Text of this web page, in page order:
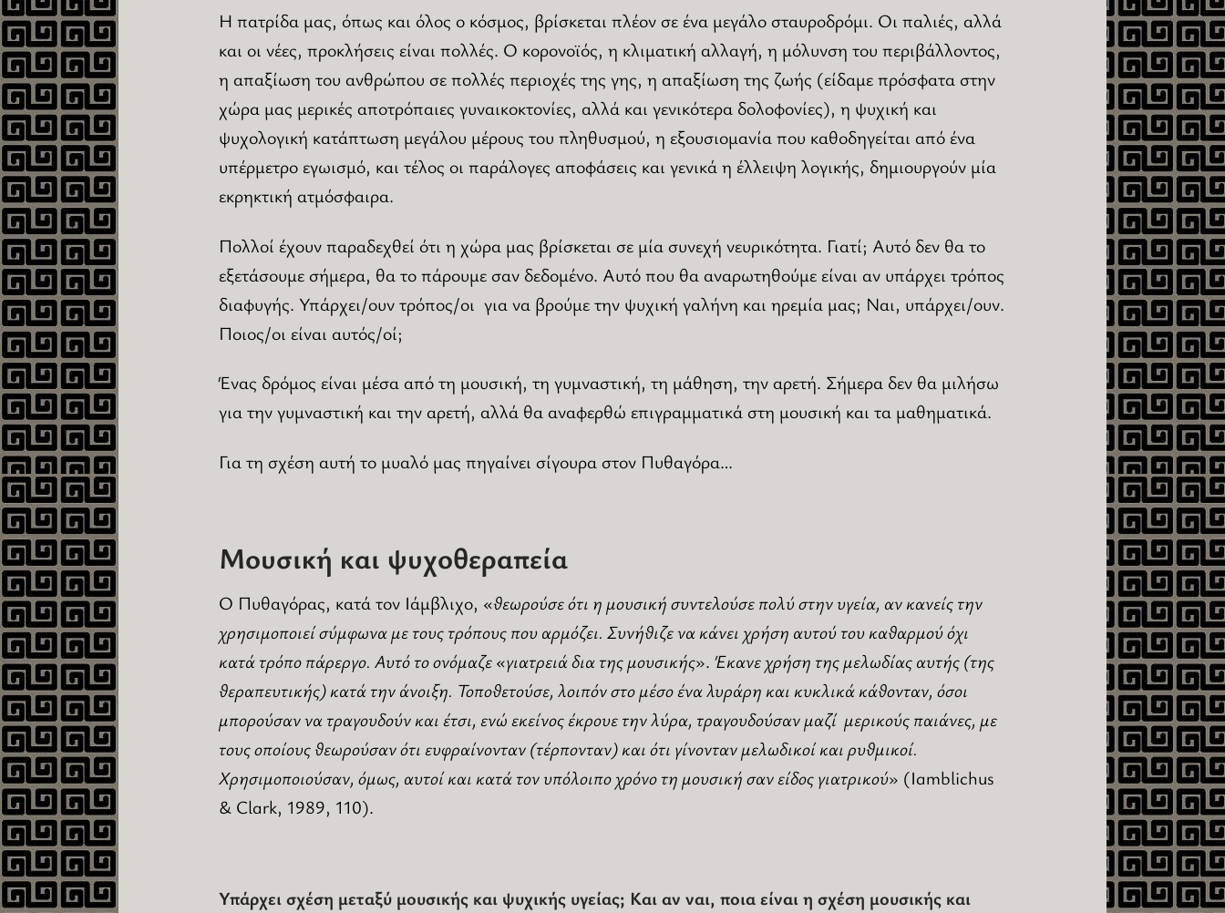
Η πατρίδα μας, όπως και όλος ο κόσμος, βρίσκεται πλέον σε ένα μεγάλο σταυροδρόμι. Οι παλιές, αλλά
και οι νέες, προκλήσεις είναι πολλές. Ο κορονοϊός, η κλιματική αλλαγή, η μόλυνση του περιβάλλοντος,
η απαξίωση του ανθρώπου σε πολλές περιοχές της γης, η απαξίωση της ζωής (είδαμε πρόσφατα στην
χώρα μας μερικές αποτρόπαιες γυναικοκτονίες, αλλά και γενικότερα δολοφονίες), η ψυχική και
ψυχολογική κατάπτωση μεγάλου μέρους του πληθυσμού, η εξουσιομανία που καθοδηγείται από ένα
υπέρμετρο εγωισμό, και τέλος οι παράλογες αποφάσεις και γενικά η έλλειψη λογικής, δημιουργούν μία
εκρηκτική ατμόσφαιρα.
Πολλοί έχουν παραδεχθεί ότι η χώρα μας βρίσκεται σε μία συνεχή νευρικότητα. Γιατί; Αυτό δεν θα το
εξετάσουμε σήμερα, θα το πάρουμε σαν δεδομένο. Αυτό που θα αναρωτηθούμε είναι αν υπάρχει τρόπος
διαφυγής. Υπάρχει/ουν τρόπος/οι για να βρούμε την ψυχική γαλήνη και ηρεμία μας; Ναι, υπάρχει/ουν.
Ποιος/οι είναι αυτός/οί;
Ένας δρόμος είναι μέσα από τη μουσική, τη γυμναστική, τη μάθηση, την αρετή. Σήμερα δεν θα μιλήσω
για την γυμναστική και την αρετή, αλλά θα αναφερθώ επιγραμματικά στη μουσική και τα μαθηματικά.
Για τη σχέση αυτή το μυαλό μας πηγαίνει σίγουρα στον Πυθαγόρα…
Μουσική και ψυχοθεραπεία
Ο Πυθαγόρας, κατά τον Ιάμβλιχο, «θεωρούσε ότι η μουσική συντελούσε πολύ στην υγεία, αν κανείς την
χρησιμοποιεί σύμφωνα με τους τρόπους που αρμόζει. Συνήθιζε να κάνει χρήση αυτού του καθαρμού όχι
κατά τρόπο πάρεργο. Αυτό το ονόμαζε «γιατρειά δια της μουσικής». Έκανε χρήση της μελωδίας αυτής (της
θεραπευτικής) κατά την άνοιξη. Τοποθετούσε, λοιπόν στο μέσο ένα λυράρη και κυκλικά κάθονταν, όσοι
μπορούσαν να τραγουδούν και έτσι, ενώ εκείνος έκρουε την λύρα, τραγουδούσαν μαζί μερικούς παιάνες, με
τους οποίους θεωρούσαν ότι ευφραίνονταν (τέρπονταν) και ότι γίνονταν μελωδικοί και ρυθμικοί.
Χρησιμοποιούσαν, όμως, αυτοί και κατά τον υπόλοιπο χρόνο τη μουσική σαν είδος γιατρικού» (Iamblichus
& Clark, 1989, 110).
Υπάρχει σχέση μεταξύ μουσικής και ψυχικής υγείας; Και αν ναι, ποια είναι η σχέση μουσικής και